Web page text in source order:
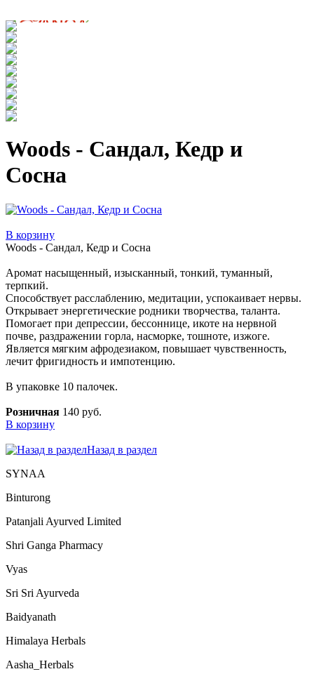
Woods - Cандал, Кедр и
Сосна
В корзину
Woods - Cандал, Кедр и Сосна
Аромат насыщенный, изысканный, тонкий, туманный,
терпкий.
Способствует расслаблению, медитации, успокаивает нервы.
Открывает энергетические родники творчества, таланта.
Помогает при депрессии, бессоннице, икоте на нервной
почве, раздражении горла, насморке, тошноте, изжоге.
Является мягким афродезиаком, повышает чувственность,
лечит фригидность и импотенцию.
В упаковке 10 палочек.
Розничная 140 руб.
В корзину
Назад в раздел
SYNAA
Binturong
Patanjali Ayurved Limited
Shri Ganga Pharmacy
Vyas
Sri Sri Ayurveda
Baidyanath
Himalaya Herbals
Aasha_Herbals